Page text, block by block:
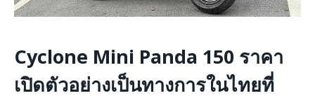
Cyclone Mini Panda 150 ราคา
เปิดตัวอย่างเป็นทางการในไทยที่